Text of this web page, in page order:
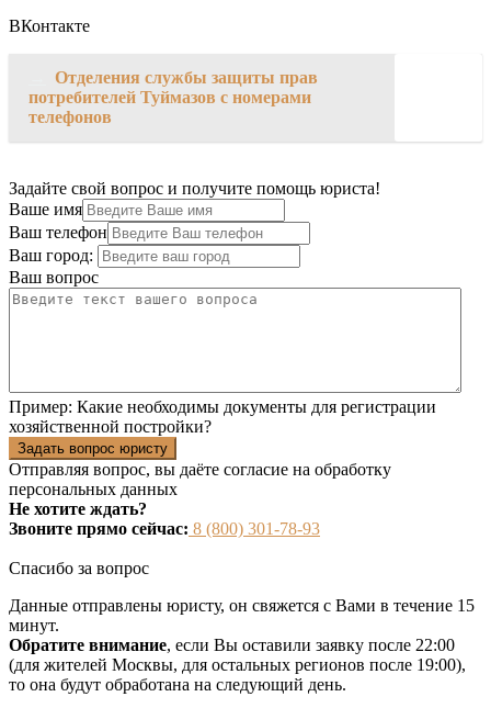
ВКонтакте
Отделения службы защиты прав
потребителей Туймазов с номерами
телефонов
Задайте свой вопрос и получите помощь юриста!
Ваше имя
Ваш телефон
Ваш город:
Ваш вопрос
Пример: Какие необходимы документы для регистрации
хозяйственной постройки?
Задать вопрос юристу
Отправляя вопрос, вы даёте согласие на обработку
персональных данных
Не хотите ждать?
Звоните прямо сейчас: 8 (800) 301-78-93
Спасибо за вопрос
Данные отправлены юристу, он свяжется с Вами в течение 15
минут.
Обратите внимание, если Вы оставили заявку после 22:00
(для жителей Москвы, для остальных регионов после 19:00),
то она будут обработана на следующий день.